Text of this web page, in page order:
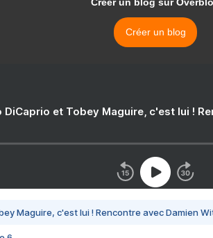
Créer un blog
DiCaprio et Tobey Maguire, c'est lui !
Maguire, c'est lui ! Rencontre avec Damien